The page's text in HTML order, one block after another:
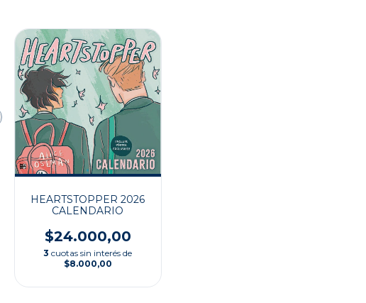
HEARTSTOPPER 2026
CALENDARIO
$24.000,00
3 cuotas sin interés de
$8.000,00